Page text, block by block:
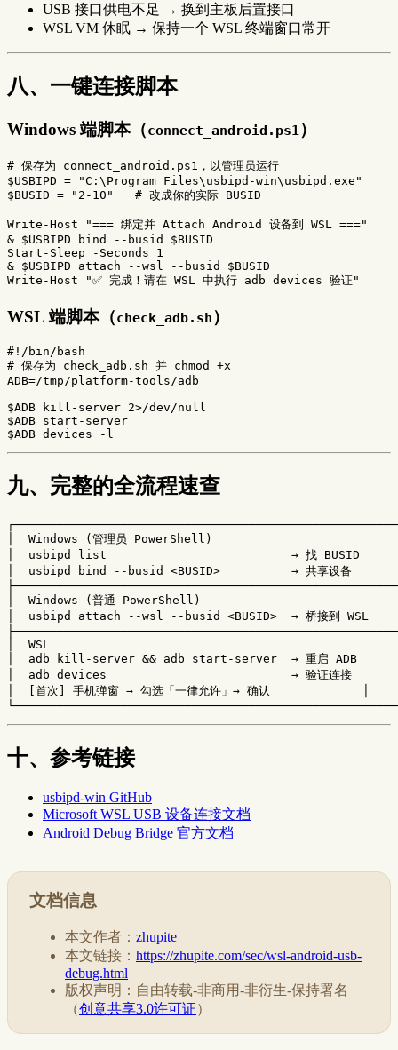
USB 接口供电不足 → 换到主板后置接口
WSL VM 休眠 → 保持一个 WSL 终端窗口常开
八、一键连接脚本
Windows 端脚本（connect_android.ps1）
# 保存为 connect_android.ps1，以管理员运行
$USBIPD =
"C:\Program Files\usbipd-win\usbipd.exe"
$BUSID = "2-10" # 改成你的实际 BUSID
Write-Host
"=== 绑定并 Attach Android 设备到 WSL ==="
& $USBIPD bind --busid
$BUSID
Start-Sleep
-Seconds
1
& $USBIPD attach --wsl --busid
$BUSID
Write-Host
"✅ 完成！请在 WSL 中执行 adb devices 验证"
WSL 端脚本（check_adb.sh ）
#!/bin/bash
# 保存为 check_adb.sh 并 chmod +x
ADB=/tmp/platform-tools/adb
$ADB
$ADB
$ADB devices -l
九、完整的全流程速查
│  Windows (管理员 PowerShell)
│  usbipd list                          → 找 BUSID
│  usbipd bind --busid <BUSID>          → 共享设备
│  Windows (普通 PowerShell)
│  usbipd attach --wsl --busid <BUSID>  → 桥接到 WSL
│  WSL
│  adb kill-server && adb start-server  → 重启 ADB
│  adb devices                          → 验证连接
│  [首次] 手机弹窗 → 勾选「一律允许」→ 确认             │
十、参考链接
usbipd-win GitHub
Microsoft WSL USB 设备连接文档
Android Debug Bridge 官方文档
文档信息
本文作者： zhupite
本文链接： https://zhupite.com/sec/wsl-android-usb-
debug.html
版权声明：自由转载-非商用-非衍生-保持署名
（创意共享3.0许可证）